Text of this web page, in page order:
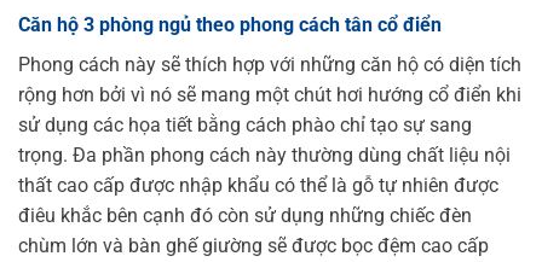
Căn hộ 3 phòng ngủ theo phong cách tân cổ điển
Phong cách này sẽ thích hợp với những căn hộ có diện tích
rộng hơn bởi vì nó sẽ mang một chút hơi hướng cổ điển khi
sử dụng các họa tiết bằng cách phào chỉ tạo sự sang
trọng. Đa phần phong cách này thường dùng chất liệu nội
thất cao cấp được nhập khẩu có thể là gỗ tự nhiên được
điêu khắc bên cạnh đó còn sử dụng những chiếc đèn
chùm lớn và bàn ghế giường sẽ được bọc đệm cao cấp